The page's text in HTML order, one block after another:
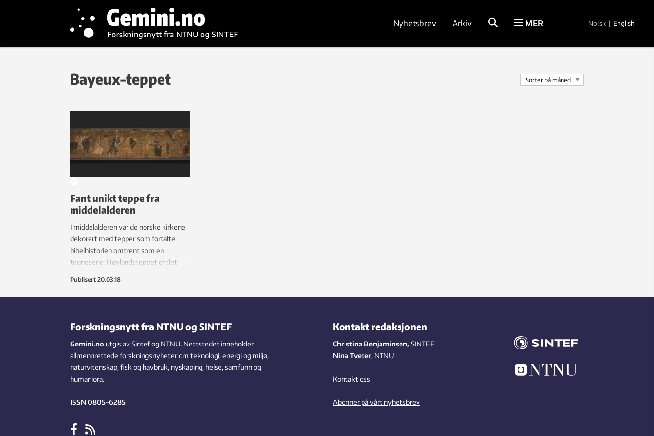
Nyhetsbrev Arkiv MER Norsk | English
Bayeux-teppet
Fant unikt teppe fra
middelalderen
I middelalderen var de norske kirkene
dekorert med tepper som fortalte
bibelhistorien omtrent som en
tegneserie. Høylandsteppet er det
Publisert 20.03.18
Forskningsnytt fra NTNU og SINTEF
Gemini.no utgis av Sintef og NTNU. Nettstedet inneholder
allmennrettede forskningsnyheter om teknologi, energi og miljø,
naturvitenskap, fisk og havbruk, nyskaping, helse, samfunn og
humaniora.
ISSN 0805-6285
Kontakt redaksjonen
Christina Benjaminsen, SINTEF
Nina Tveter, NTNU
Kontakt oss
Abonner på vårt nyhetsbrev